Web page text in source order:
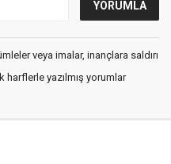
veya imalar, inançlara saldırı
harflerle yazılmış yorumlar